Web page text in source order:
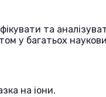
та
у багатьох
на іони.